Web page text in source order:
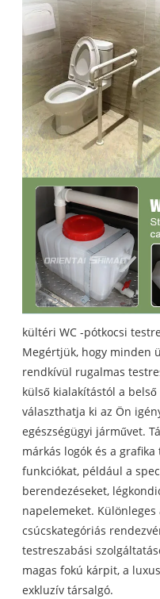
kültéri WC -pótkocsi
Megértjük, hogy minden
rendkívül rugalmas
külső kialakítástól a
választhatja ki az Ön
egészségügyi járművet.
márkás logók és a
funkciókat, például a
berendezéseket,
napelemeket. Különleges
csúcskategóriás
testreszabási
magas fokú kárpit, a
exkluzív társalgó.